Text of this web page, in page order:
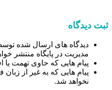
ثبت دیدگاه
دیدگاه های ارسال شده
مدیریت در پایگاه منتشر
پیام هایی که حاوی تهمت یا
پیام هایی که به غیر از
نخواهد شد.